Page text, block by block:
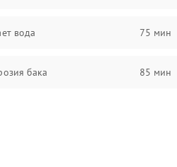
вода 75 мин
бака 85 мин